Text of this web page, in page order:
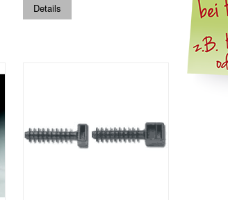
Details